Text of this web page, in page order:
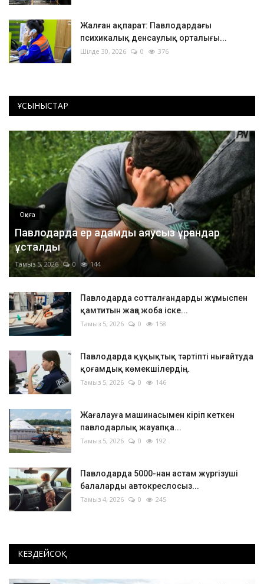
Жалған ақпарат: Павлодардағы
психикалық денсаулық орталығы...
Шілде 30, 2026 0 376
ҰСЫНЫСТАР
Оқиға
Павлодарда ер адамды аяусыз ұрғандар
ұсталды
Тамыз 5, 2026 0 144
Павлодарда сотталғандарды жұмыспен
қамтитын жаңа жоба іске...
Тамыз 5, 2026 0 158
Павлодарда құқықтық тәртіпті нығайтуда
қоғамдық көмекшілердің...
Тамыз 5, 2026 0 146
Жағалауға машинасымен кіріп кеткен
павлодарлық жауапқа...
Тамыз 5, 2026 0 192
Павлодарда 5000-нан астам жүргізуші
балаларды автокреслосыз...
Тамыз 4, 2026 0 245
КЕЗДЕЙСОҚ